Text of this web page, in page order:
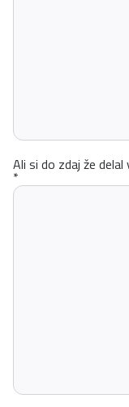
Ali si do zdaj že
*